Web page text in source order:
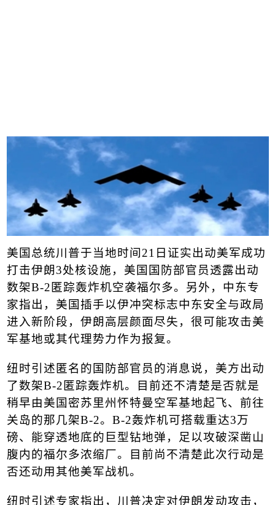
美国总统川普于当地时间21 日证实出动美军成功
打击伊朗 3处核设施，美国 国防部官员透露出动
数架B-2 匿踪轰炸机空袭福尔多。另外，中东专
家指出，美国插手以伊冲突标志中东安全与政局
进入新阶段，伊朗高层颜面尽失，很可能攻击美
军基地或其代理势力作为报复。
纽时引述匿名的国防部官员的消息说，美方出动
了数架B-2 匿踪轰炸机。目前还不清楚是否就是
稍早由美国密苏里州怀特曼空军基地起飞、前往
关岛的那几架B-2。 B-2轰炸机可搭载重达3万
磅、能穿透地底的巨型钻地弹，足以攻破深凿山
腹内的福尔多浓缩厂。目前尚不清楚此次行动是
否还动用其他美军战机。
纽时引述专家指出，川普决定对伊朗发动攻击，